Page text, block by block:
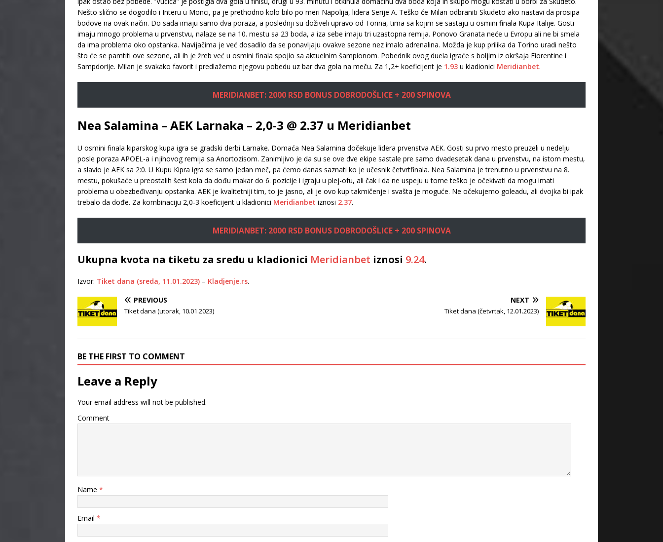
Nešto slično se dogodilo i Interu u Monci, pa je prethodno kolo bilo po meri Napolija, lidera Serije A. Teško će Milan odbraniti Skudeto ako nastavi da prosipa
bodove na ovak način. Do sada imaju samo dva poraza, a poslednji su doživeli upravo od Torina, tima sa kojim se sastaju u osmini finala Kupa Italije. Gosti
imaju mnogo problema u prvenstvu, nalaze se na 10. mestu sa 23 boda, a iza sebe imaju tri uzastopna remija. Ponovo Granata neće u Evropu ali ne bi smela
da ima problema oko opstanka. Navijačima je već dosadilo da se ponavljaju ovakve sezone nez imalo adrenalina. Možda je kup prilika da Torino uradi nešto
što će se pamtiti ove sezone, ali ih je žreb već u osmini finala spojio sa aktuelnim šampionom. Pobednik ovog duela igraće s boljim iz okršaja Fiorentine i
Sampdorije. Milan je svakako favorit i predlažemo njegovu pobedu uz bar dva gola na meču. Za 1,2+ koeficijent je 1.93 u kladionici Meridianbet.
MERIDIANBET: 2000 RSD BONUS DOBRODOŠLICE + 200 SPINOVA
Nea Salamina – AEK Larnaka – 2,0-3 @ 2.37 u Meridianbet
U osmini finala kiparskog kupa igra se gradski derbi Larnake. Domaća Nea Salamina dočekuje lidera prvenstva AEK. Gosti su prvo mesto preuzeli u nedelju
posle poraza APOEL-a i njihovog remija sa Anortozisom. Zanimljivo je da su se ove dve ekipe sastale pre samo dvadesetak dana u prvenstvu, na istom mestu,
a slavio je AEK sa 2:0. U Kupu Kipra igra se samo jedan meč, pa ćemo danas saznati ko je učesnik četvrtfinala. Nea Salamina je trenutno u prvenstvu na 8.
mestu, pokušaće u preostalih šest kola da dođu makar do 6. pozicije i igraju u plej-ofu, ali čak i da ne uspeju u tome teško je očekivati da mogu imati
problema u obezbeđivanju opstanka. AEK je kvalitetniji tim, to je jasno, ali je ovo kup takmičenje i svašta je moguće. Ne očekujemo goleadu, ali dvojka bi ipak
trebalo da dođe. Za kombinaciju 2,0-3 koeficijent u kladionici Meridianbet iznosi 2.37.
MERIDIANBET: 2000 RSD BONUS DOBRODOŠLICE + 200 SPINOVA
Ukupna kvota na tiketu za sredu u kladionici Meridianbet iznosi 9.24.
Izvor: Tiket dana (sreda, 11.01.2023) – Kladjenje.rs.
PREVIOUS
Tiket dana (utorak, 10.01.2023)
NEXT
Tiket dana (četvrtak, 12.01.2023)
BE THE FIRST TO COMMENT
Leave a Reply
Your email address will not be published.
Comment
Name *
Email *